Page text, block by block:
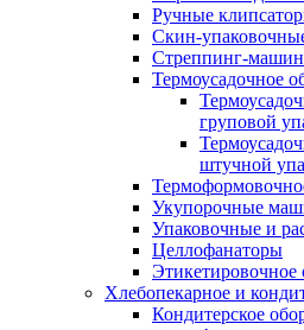
Ручные
Скин-
Стреппинг-
Термоусадочное
груповой
штучной
Укупорочные
Упаковочные и
Целлофанаторы
Этикетировочное
Хлебопекарное и
Кондитерское